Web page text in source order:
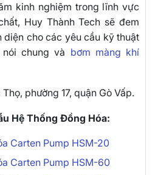
kinh nghiệm trong lĩnh vực
Huy Thành Tech sẽ đem
cho các yêu cầu kỹ thuật
chung và bơm màng khí
phường 17, quận Gò Vấp.
Hệ Thống Đồng Hóa:
Carten Pump HSM-20
Carten Pump HSM-60